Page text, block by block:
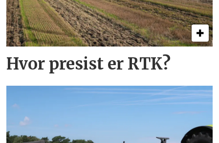
Hvor presist er RTK?